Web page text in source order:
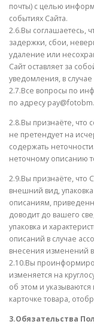
почты) с целью
событиях Сайта.
2.6.Вы соглашаетесь,
задержки, сбои,
удаление или
Сайт оставляет за
уведомления, в
2.7.Все вопросы по
по адресу
2.8.Вы признаёте, что
не претендует на
содержать
неточному описанию
2.9.Вы признаёте, что
внешний вид, упаковка
описаниям,
доводит до вашего
упаковка и
описаний в случае
внесения изменений
2.10.Вы
изменяется на
об этом и
карточке товара,
3.Обязательства